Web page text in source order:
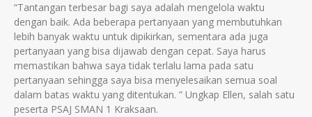
“Tantangan terbesar bagi saya adalah mengelola waktu
dengan baik. Ada beberapa pertanyaan yang membutuhkan
lebih banyak waktu untuk dipikirkan, sementara ada juga
pertanyaan yang bisa dijawab dengan cepat. Saya harus
memastikan bahwa saya tidak terlalu lama pada satu
pertanyaan sehingga saya bisa menyelesaikan semua soal
dalam batas waktu yang ditentukan. ” Ungkap Ellen, salah satu
peserta PSAJ SMAN 1 Kraksaan.